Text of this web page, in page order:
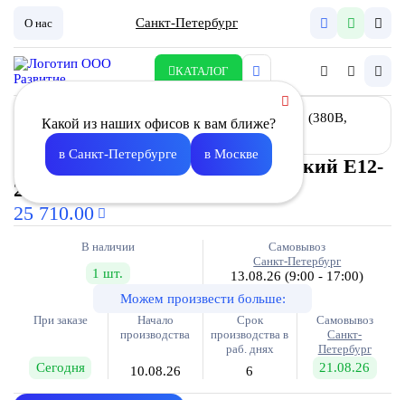
О нас Санкт-Петербург
КАТАЛОГ
Какой из наших офисов к вам ближе?
в Санкт-Петербурге в Москве
Воздухонагреватель электрический E12-
250 (380В, 18,3А)
25 710.00
В наличии
1 шт.
Самовывоз
Санкт-Петербург
13.08.26(9:00 - 17:00)
Можем произвести больше:
При заказе
Сегодня
Начало
производства
10.08.26
Срок
производства в
раб. днях
6
Самовывоз
Санкт-
Петербург
21.08.26